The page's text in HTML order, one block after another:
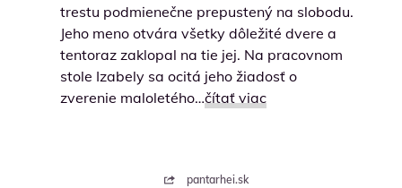
trestu podmienečne prepustený na slobodu.
Jeho meno otvára všetky dôležité dvere a
tentoraz zaklopal na tie jej. Na pracovnom
stole Izabely sa ocitá jeho žiadosť o
zverenie maloletého…čítať viac
pantarhei.sk